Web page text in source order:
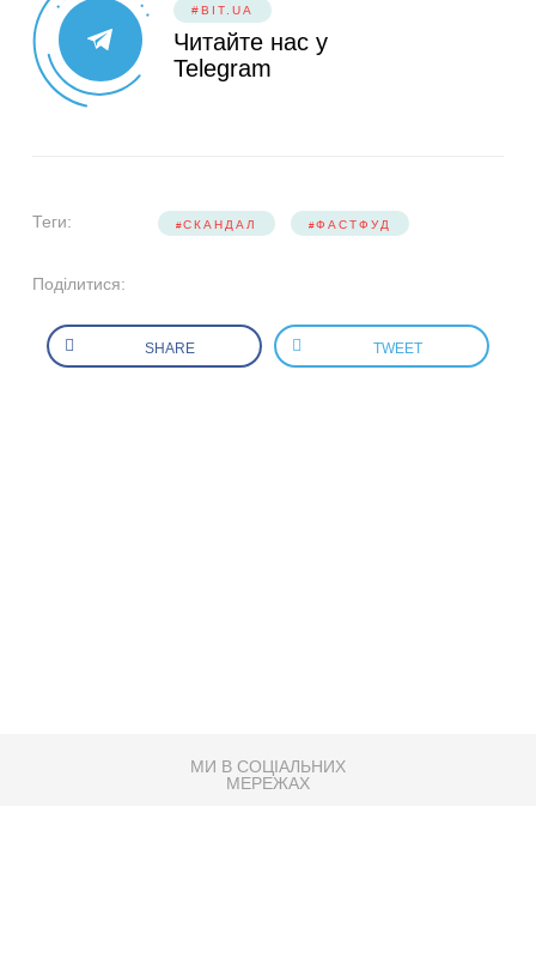
#BIT.UA
Читайте нас у
Telegram
Теги: СКАНДАЛ ФАСТФУД
Поділитися:
SHARE TWEET
МИ В СОЦІАЛЬНИХ
МЕРЕЖАХ